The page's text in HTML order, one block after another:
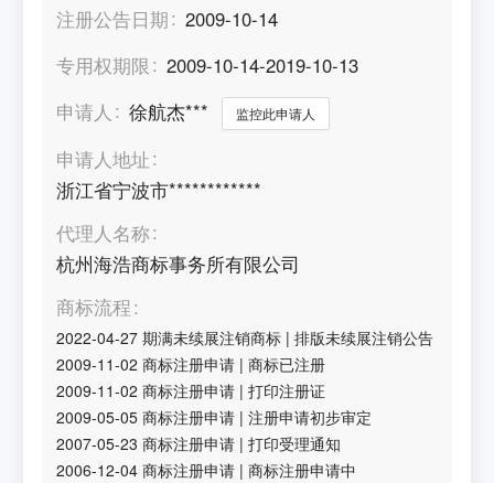
注册公告日期
2009-10-14
专用权期限
2009-10-14-2019-10-13
申请人
徐航杰*** 监控此申请人
申请人地址
浙江省宁波市************
代理人名称
杭州海浩商标事务所有限公司
商标流程
2022-04-27 期满未续展注销商标 |排版未续展注销公告
2009-11-02 商标注册申请 |商标已注册
2009-11-02 商标注册申请 |打印注册证
2009-05-05 商标注册申请 |注册申请初步审定
2007-05-23 商标注册申请 |打印受理通知
2006-12-04 商标注册申请 |商标注册申请中